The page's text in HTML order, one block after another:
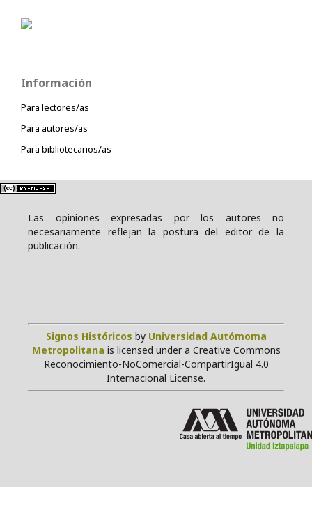
Información
Para lectores/as
Para autores/as
Para bibliotecarios/as
Las opiniones expresadas por los autores no
necesariamente reflejan la postura del editor de la
publicación.
Signos Históricos by Universidad Autómoma
Metropolitana is licensed under a Creative Commons
Reconocimiento-NoComercial-CompartirIgual 4.0
Internacional License.